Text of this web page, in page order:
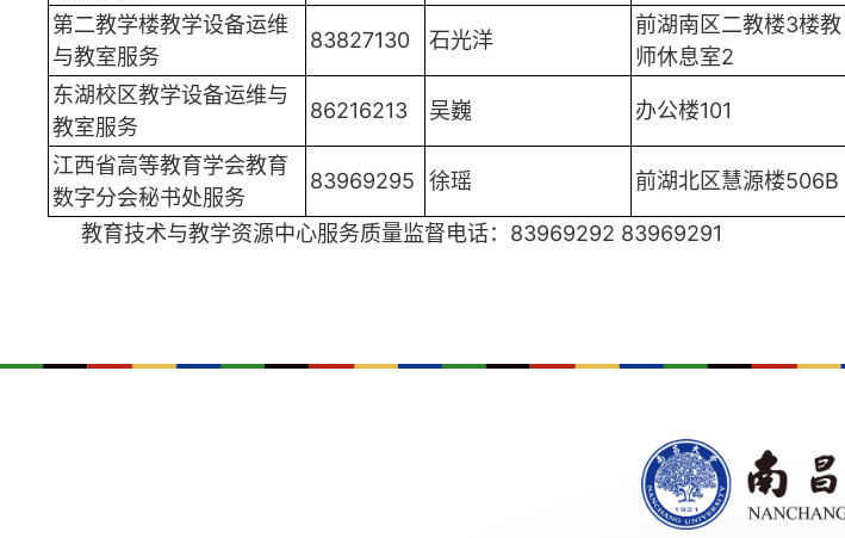
第二教学楼教学设备运维
与教室服务
83827130 石光洋
前湖南区二教楼3楼教
师休息室2
东湖校区教学设备运维与
教室服务
86216213 吴巍 办公楼101
江西省高等教育学会教育
数字分会秘书处服务
83969295 徐瑶 前湖北区慧源楼506B
教育技术与教学资源中心服务质量监督电话：83969292 83969291